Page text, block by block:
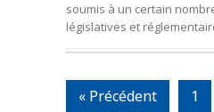
soumis à un certain
législatives et
« Précédent 1